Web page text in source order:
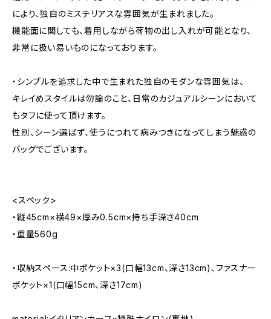
により、独自のミステリアスな雰囲気が生まれました。
機能面に関しても、着用しながら荷物の出し入れが可能となり、
非常に扱い易いものになっております。
・シンプルを追求した中で生まれた独自のモダンな雰囲気は、
キレイめスタイルは勿論のこと、日常のカジュアルシーンにおいて
もタフに使って頂けます。
性別、シーン選ばず、使うにつれて病みつきになってしまう魅惑の
バッグでございます。
<スペック>
・縦45cm×横49×厚み0.5cm×持ち手深さ40cm
・重量560g
・収納スペース:中ポケット×3(口幅13cm、深さ13cm)、ファスナー
ポケット×1(口幅15cm、深さ17cm)